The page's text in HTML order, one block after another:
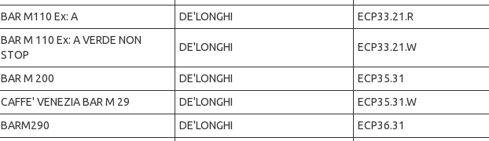
BAR M110 Ex: A DE'LONGHI ECP33.21.R
BAR M 110 Ex: A VERDE NON
STOP
DE'LONGHI ECP33.21.W
BAR M 200 DE'LONGHI
ECP35.31
CAFFE' VENEZIA BAR M 29 DE'LONGHI
ECP35.31.W
BARM290 DE'LONGHI
ECP36.31